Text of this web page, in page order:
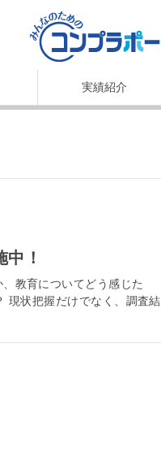
実績紹介
！
教育についてどう感じた
現状把握だけでなく、調査結